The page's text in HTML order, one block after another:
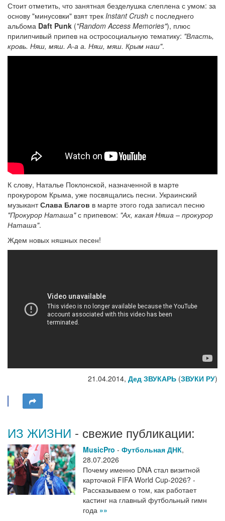
Стоит отметить, что занятная безделушка слеплена с умом: за
основу "минусовки" взят трек Instant Crush с последнего
альбома Daft Punk ("Random Access Memories"), плюс
прилипчивый припев на остросоциальную тематику: "Власть,
кровь. Няш, мяш. А-а а. Няш, мяш. Крым наш".
К слову, Наталье Поклонской, назначенной в марте
прокурором Крыма, уже посвящались песни. Украинский
музыкантСлава Благов в марте этого года записал песню
"Прокурор Наташа"с припевом: "Ах, какая Няша – прокурор
Наташа".
Ждем новых няшных песен!
21.04.2014, Дед ЗВУКАРЬ (ЗВУКИ РУ)
ИЗ ЖИЗНИ - свежие публикации:
MusicPro - Футбольная ДНК,
28.07.2026
Почему именно DNA стал визитной
карточкой FIFA World Cup-2026? -
Рассказываем о том, как работает
кастинг на главный футбольный гимн
года »»